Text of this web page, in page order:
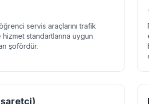
servis araçlarını trafik
hizmet standartlarına uygun
şofördür.